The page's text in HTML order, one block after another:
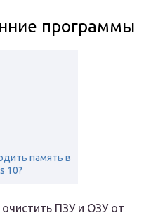
программы
память в
10?
ПЗУ и ОЗУ от